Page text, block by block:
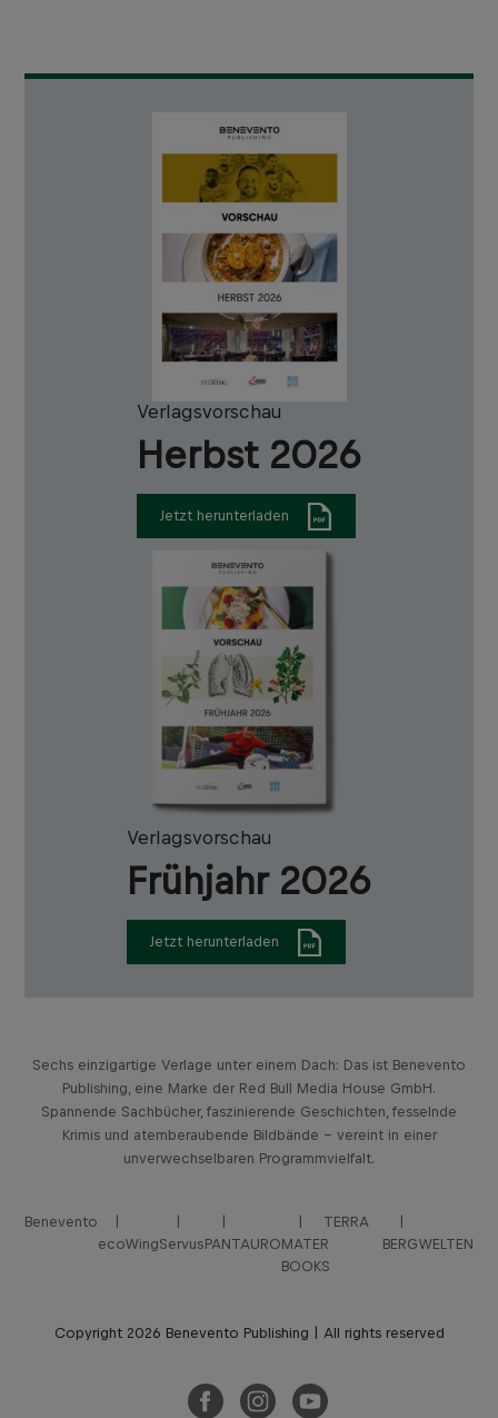
Verlagsvorschau
Herbst 2026
Jetzt herunterladen
Verlagsvorschau
Frühjahr 2026
Jetzt herunterladen
Sechs einzigartige Verlage unter einem Dach: Das ist Benevento
Publishing, eine Marke der Red Bull Media House GmbH.
Spannende Sachbücher, faszinierende Geschichten, fesselnde
Krimis und atemberaubende Bildbände – vereint in einer
unverwechselbaren Programmvielfalt.
Benevento
ecoWingServusPANTAURO
TERRA
MATER
BOOKS
BERGWELTEN
Copyright 2026 Benevento Publishing | All rights reserved